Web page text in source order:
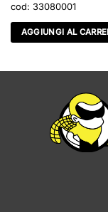
cod: 33080001
AGGIUNGI AL